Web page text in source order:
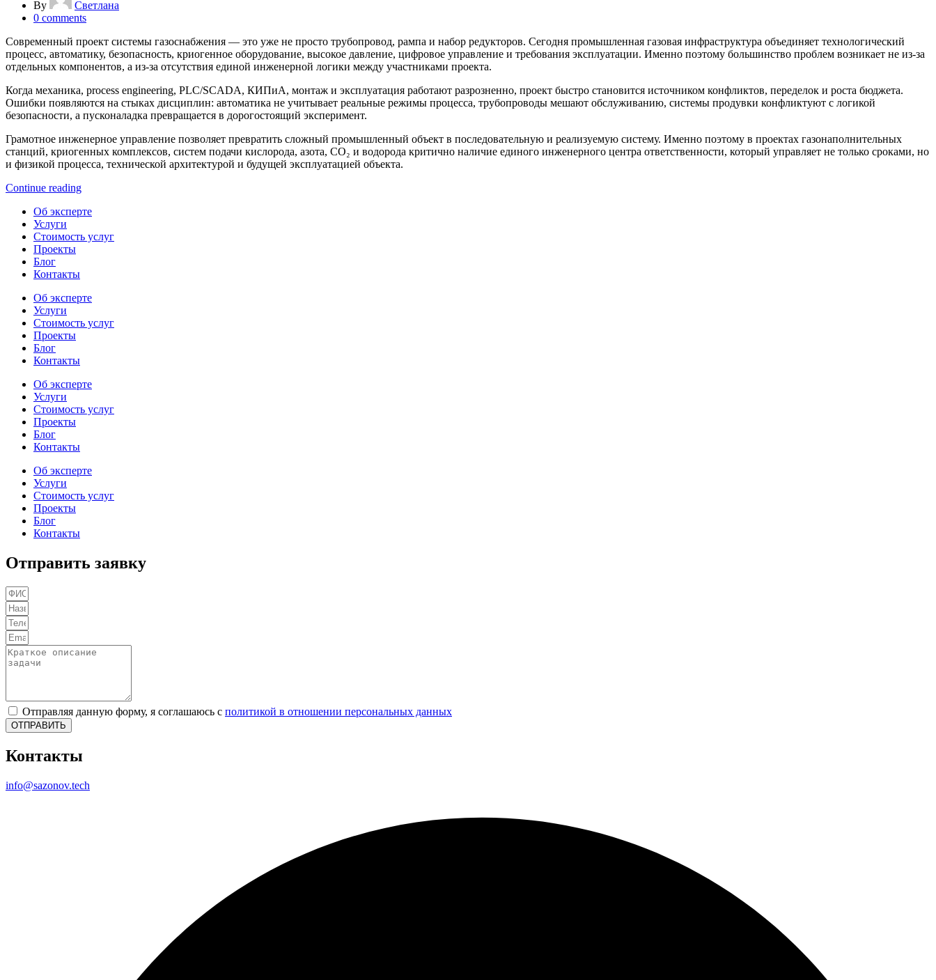
By
Светлана
0 comments
Современный проект системы газоснабжения — это уже не просто трубопровод, рампа и набор редукторов. Сегодня промышленная газовая инфраструктура объединяет технологический
процесс, автоматику, безопасность, криогенное оборудование, высокое давление, цифровое управление и требования эксплуатации. Именно поэтому большинство проблем возникает не из-за
отдельных компонентов, а из-за отсутствия единой инженерной логики между участниками проекта.
Когда механика, process engineering, PLC/SCADA, КИПиА, монтаж и эксплуатация работают разрозненно, проект быстро становится источником конфликтов, переделок и роста бюджета.
Ошибки появляются на стыках дисциплин: автоматика не учитывает реальные режимы процесса, трубопроводы мешают обслуживанию, системы продувки конфликтуют с логикой
безопасности, а пусконаладка превращается в дорогостоящий эксперимент.
Грамотное инженерное управление позволяет превратить сложный промышленный объект в последовательную и реализуемую систему. Именно поэтому в проектах газонаполнительных
станций, криогенных комплексов, систем подачи кислорода, азота, CO₂ и водорода критично наличие единого инженерного центра ответственности, который управляет не только сроками, но
и физикой процесса, технической архитектурой и будущей эксплуатацией объекта.
Continue reading
Об эксперте
Услуги
Стоимость услуг
Проекты
Блог
Контакты
Об эксперте
Услуги
Стоимость услуг
Проекты
Блог
Контакты
Об эксперте
Услуги
Стоимость услуг
Проекты
Блог
Контакты
Об эксперте
Услуги
Стоимость услуг
Проекты
Блог
Контакты
Отправить заявку
Отправляя данную форму, я соглашаюсь с политикой в отношении персональных данных
ОТПРАВИТЬ
Контакты
info@sazonov.tech